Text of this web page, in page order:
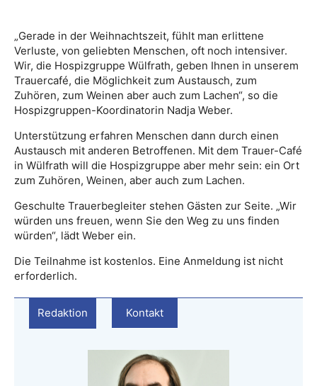
„Gerade in der Weihnachtszeit, fühlt man erlittene
Verluste, von geliebten Menschen, oft noch intensiver.
Wir, die Hospizgruppe Wülfrath, geben Ihnen in unserem
Trauercafé, die Möglichkeit zum Austausch, zum
Zuhören, zum Weinen aber auch zum Lachen“, so die
Hospizgruppen-Koordinatorin Nadja Weber.
Unterstützung erfahren Menschen dann durch einen
Austausch mit anderen Betroffenen. Mit dem Trauer-Café
in Wülfrath will die Hospizgruppe aber mehr sein: ein Ort
zum Zuhören, Weinen, aber auch zum Lachen.
Geschulte Trauerbegleiter stehen Gästen zur Seite. „Wir
würden uns freuen, wenn Sie den Weg zu uns finden
würden“, lädt Weber ein.
Die Teilnahme ist kostenlos. Eine Anmeldung ist nicht
erforderlich.
Redaktion Kontakt